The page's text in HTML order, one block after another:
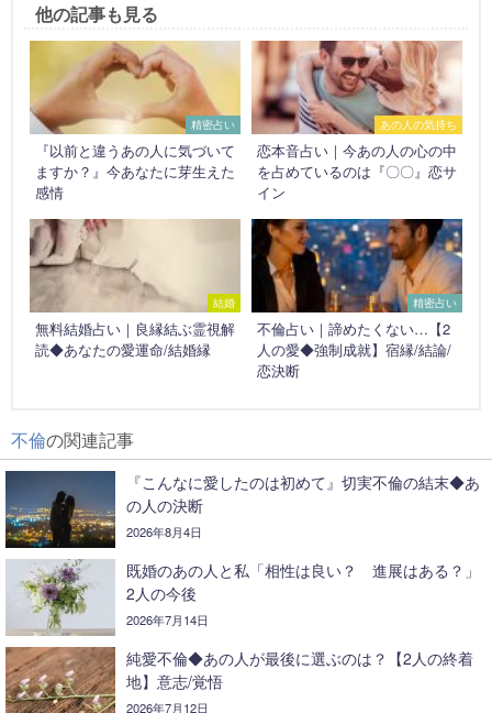
他の記事も見る
精密占い
『以前と違うあの人に気づいて
ますか？』今あなたに芽生えた
感情
あの人の気持ち
恋本音占い｜今あの人の心の中
を占めているのは『〇〇』恋サ
イン
結婚
無料結婚占い｜良縁結ぶ霊視解
読◆あなたの愛運命/結婚縁
精密占い
不倫占い｜諦めたくない…【2
人の愛◆強制成就】宿縁/結論/
恋決断
不倫の関連記事
『こんなに愛したのは初めて』切実不倫の結末◆あ
の人の決断
2026年8月4日
既婚のあの人と私「相性は良い？ 進展はある？」
2人の今後
2026年7月14日
純愛不倫◆あの人が最後に選ぶのは？【2人の終着
地】意志/覚悟
2026年7月12日